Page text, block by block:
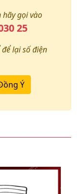
gọi vào
25
lại số điện
Ý